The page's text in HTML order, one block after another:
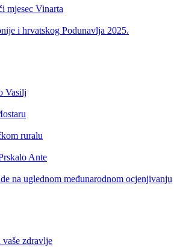
mjesec Vinarta
i hrvatskog Podunavlja 2025.
Vasilj
ruralu
Ante
na uglednom međunarodnom ocjenjivanju
vaše zdravlje